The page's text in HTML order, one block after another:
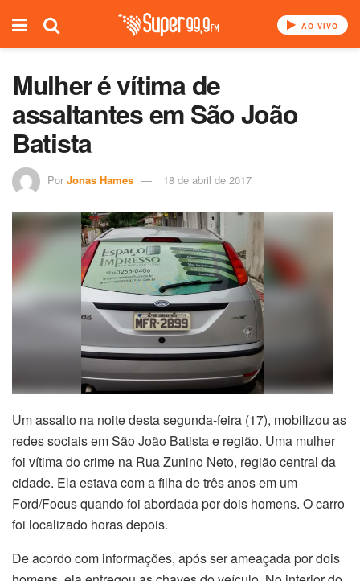
AO VIVO
Mulher é vítima de
assaltantes em São João
Batista
Por Jonas Hames 18 de abril de 2017
Um assalto na noite desta segunda-feira (17), mobilizou as
redes sociais em São João Batista e região. Uma mulher
foi vítima do crime na Rua Zunino Neto, região central da
cidade. Ela estava com a filha de três anos em um
Ford/Focus quando foi abordada por dois homens. O carro
foi localizado horas depois.
De acordo com informações, após ser ameaçada por dois